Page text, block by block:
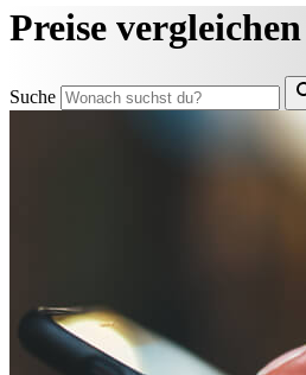
Preise
Suche